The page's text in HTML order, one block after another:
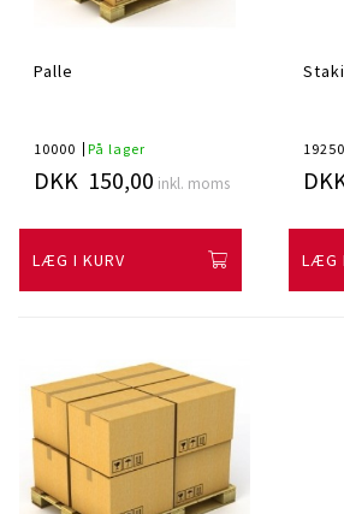
Palle
10000 På lager
DKK 150,00 inkl. moms
LÆG I KURV
19250
LÆG